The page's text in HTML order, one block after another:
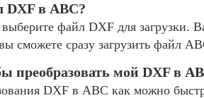
DXF в ABC?
файл DXF для
сможете сразу загрузить файл
преобразовать мой DXF в
DXF в ABC как можно